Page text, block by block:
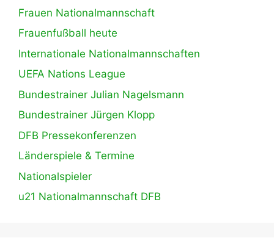
Frauen Nationalmannschaft
Frauenfußball heute
Internationale Nationalmannschaften
UEFA Nations League
Bundestrainer Julian Nagelsmann
Bundestrainer Jürgen Klopp
DFB Pressekonferenzen
Länderspiele & Termine
Nationalspieler
u21 Nationalmannschaft DFB